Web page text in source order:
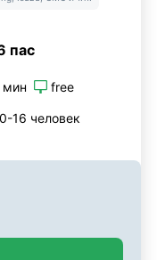
пас
мин free
16 человек